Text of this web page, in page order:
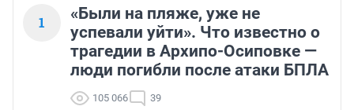
1
«Были на пляже, уже не
успевали уйти». Что известно о
трагедии в Архипо-Осиповке —
люди погибли после атаки БПЛА
105 066 39